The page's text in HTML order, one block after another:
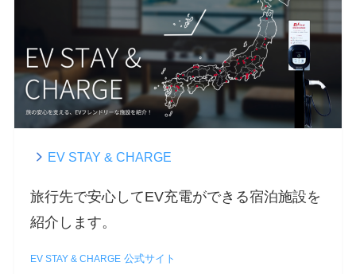
EV STAY & CHARGE
旅行先で安心してEV充電ができる宿泊施設を
紹介します。
EV STAY & CHARGE 公式サイト